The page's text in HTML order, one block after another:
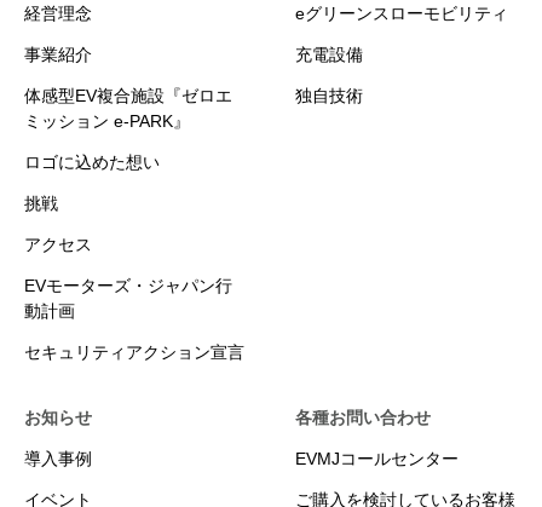
経営理念
事業紹介
体感型EV複合施設『ゼロエ
ミッション e-PARK』
ロゴに込めた想い
挑戦
アクセス
EVモーターズ・ジャパン行
動計画
セキュリティアクション宣言
eグリーンスローモビリティ
充電設備
独自技術
お知らせ
導入事例
イベント
各種お問い合わせ
EVMJコールセンター
ご購入を検討しているお客様